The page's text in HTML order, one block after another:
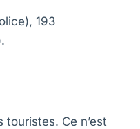
193
Ce n’est